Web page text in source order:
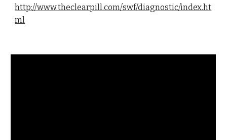
http://www.theclearpill.com/swf/diagnostic/index.ht
ml